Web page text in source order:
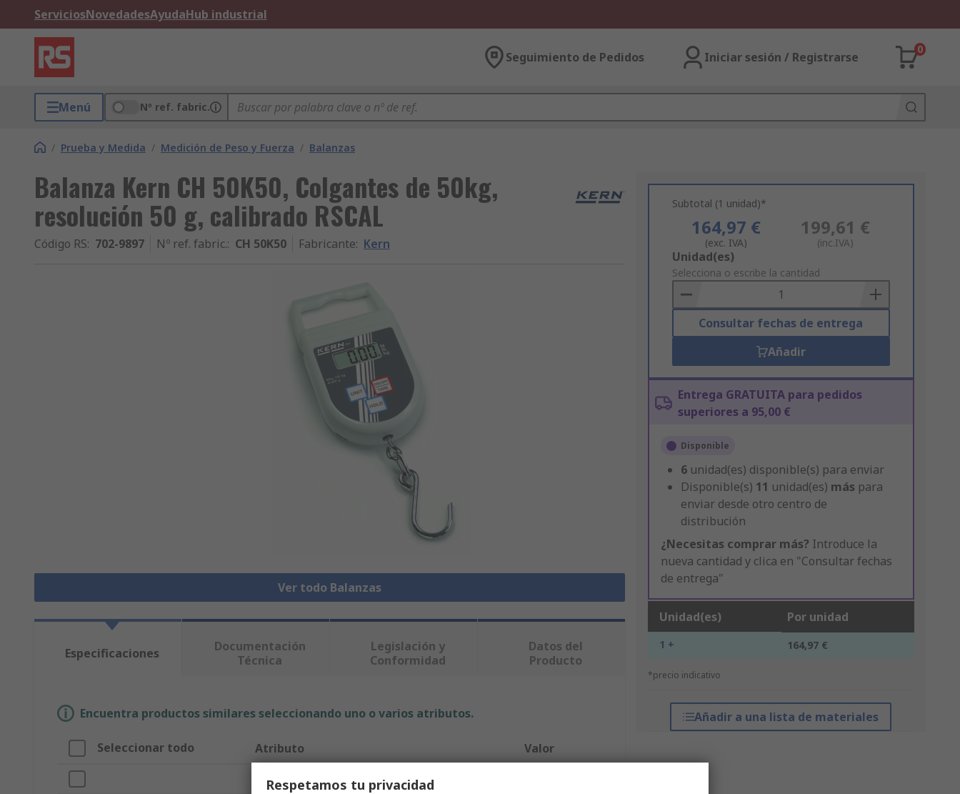
ServiciosNovedadesAyudaHub industrial
Seguimiento de Pedidos Iniciar sesión / Registrarse
0
Menú Nº ref. fabric.
/ Prueba y Medida / Medición de Peso y Fuerza / Balanzas
Balanza Kern CH 50K50, Colgantes de 50kg,
resolución 50 g, calibrado RSCAL
Código RS: 702-9897 Nº ref. fabric.: CH 50K50 Fabricante: Kern
Ver todo Balanzas
Subtotal (1 unidad)*
164,97 €
(exc. IVA)
199,61 €
(inc.IVA)
Add
to
Basket
Unidad(es)
Selecciona o escribe la cantidad
Consultar fechas de entrega
Añadir
Entrega GRATUITA para pedidos
superiores a 95,00 €
Disponible
6 unidad(es) disponible(s) para enviar
Disponible(s) 11 unidad(es) más para
enviar desde otro centro de
distribución
¿Necesitas comprar más? Introduce la
nueva cantidad y clica en "Consultar fechas
de entrega"
Unidad(es) Por unidad
1 + 164,97 €
*precio indicativo
Añadir a una lista de materiales
Especificaciones
Documentación
Técnica
Legislación y
Conformidad
Datos del
Producto
Encuentra productos similares seleccionando uno o varios atributos.
Seleccionar todo Atributo Valor
Marca
Respetamos tu privacidad